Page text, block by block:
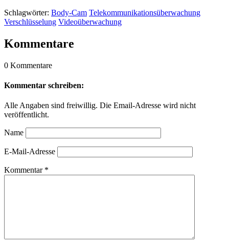
Schlagwörter: Body-Cam Telekommunikationsüberwachung
Verschlüsselung Videoüberwachung
Kommentare
0 Kommentare
Kommentar schreiben:
Alle Angaben sind freiwillig. Die Email-Adresse wird nicht
veröffentlicht.
Name
E-Mail-Adresse
Kommentar *